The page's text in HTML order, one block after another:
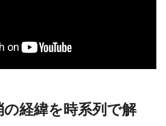
の経緯を時系列で解